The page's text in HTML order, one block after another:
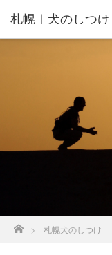
札幌｜犬のしつ
んの家庭教師®️
ホーム
札幌犬のしつけ